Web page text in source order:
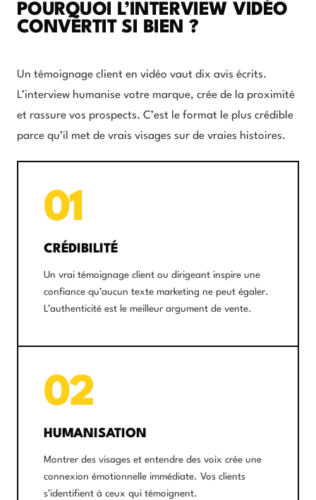
POURQUOI L’INTERVIEW VIDÉO
CONVERTIT SI BIEN ?
Un témoignage client en vidéo vaut dix avis écrits.
L’interview humanise votre marque, crée de la proximité
et rassure vos prospects. C’est le format le plus crédible
parce qu’il met de vrais visages sur de vraies histoires.
01
CRÉDIBILITÉ
Un vrai témoignage client ou dirigeant inspire une
confiance qu’aucun texte marketing ne peut égaler.
L’authenticité est le meilleur argument de vente.
02
HUMANISATION
Montrer des visages et entendre des voix crée une
connexion émotionnelle immédiate. Vos clients
s’identifient à ceux qui témoignent.